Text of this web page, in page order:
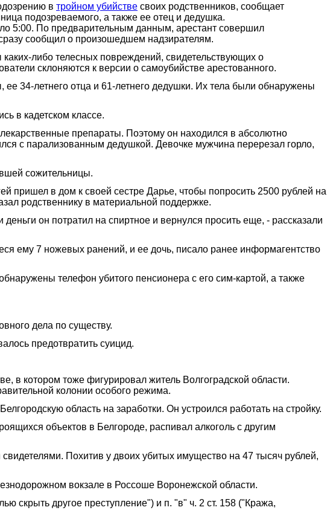
в тройном убийстве своих родственников, сообщает
подозреваемого, а также ее отец и дедушка.
5:00. По предварительным данным, арестант совершил
сообщил о произошедшем надзирателям.
либо телесных повреждений, свидетельствующих о
склоняются к версии о самоубийстве арестованного.
34-летнего отца и 61-летнего дедушки. Их тела были обнаружены
в кадетском классе.
препараты. Поэтому он находился в абсолютно
с парализованным дедушкой. Девочке мужчина перерезал горло,
сожительницы.
пришел в дом к своей сестре Дарье, чтобы попросить 2500 рублей на
родственнику в материальной поддержке.
он потратил на спиртное и вернулся просить еще, - рассказали
ему 7 ножевых ранений, и ее дочь, писало ранее информагентство
телефон убитого пенсионера с его сим-картой, а также
дела по существу.
предотвратить суицид.
в котором тоже фигурировал житель Волгоградской области.
колонии особого режима.
область на заработки. Он устроился работать на стройку.
объектов в Белгороде, распивал алкоголь с другим
Похитив у двоих убитых имущество на 47 тысяч рублей,
вокзале в Россоше Воронежской области.
скрыть другое преступление") и п. "в" ч. 2 ст. 158 ("Кража,